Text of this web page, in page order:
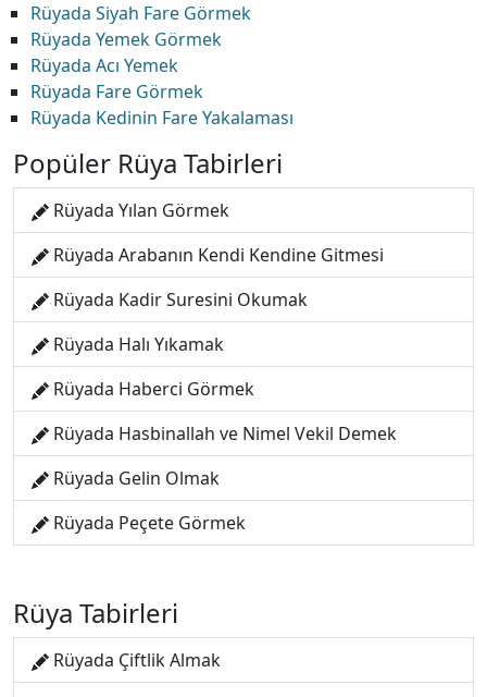
Rüyada Siyah Fare Görmek
Rüyada Yemek Görmek
Rüyada Acı Yemek
Rüyada Fare Görmek
Rüyada Kedinin Fare Yakalaması
Popüler Rüya Tabirleri
Rüyada Yılan Görmek
Rüyada Arabanın Kendi Kendine Gitmesi
Rüyada Kadir Suresini Okumak
Rüyada Halı Yıkamak
Rüyada Haberci Görmek
Rüyada Hasbinallah ve Nimel Vekil Demek
Rüyada Gelin Olmak
Rüyada Peçete Görmek
Rüya Tabirleri
Rüyada Çiftlik Almak